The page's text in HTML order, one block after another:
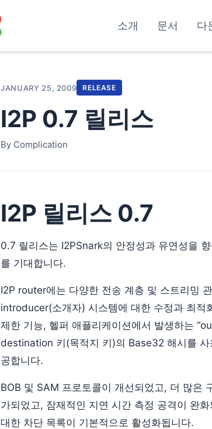
소개 문서 다
JANUARY 25, 2009 RELEASE
I2P 0.7 릴리스
By Complication
I2P 릴리스 0.7
0.7 릴리스는 I2PSnark의 안정성과 유연성을
를 기대합니다.
I2P router에는 다양한 전송 계층 및 스트리밍
introducer(소개자) 시스템에 대한 수정과 최적
제한 기능, 헬퍼 애플리케이션에서 발생하는
destination 키(목적지 키)의 Base32 해시를
공합니다.
BOB 및 SAM 프로토콜이 개선되었고, 더 많은
가되었고, 잠재적인 지연 시간 측정 공격이 완
대한 차단 목록이 기본적으로 활성화됩니다.